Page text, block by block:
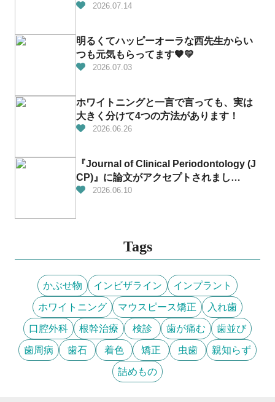
2026.07.14
明るくてハッピーオーラな西先生からい
つも元気もらってます🧡💛
2026.07.03
ホワイトニングと一言で言っても、実は
大きく分けて4つの方法があります！
2026.06.26
『Journal of Clinical Periodontology (J
CP)』に論文がアクセプトされまし
た！！！👏✨
2026.06.10
Tags
かぶせ物 インビザライン インプラント
ホワイトニング マウスピース矯正 入れ歯
口腔外科 根幹治療 検診 歯が痛む 歯並び
歯周病 歯石 着色 矯正 虫歯 親知らず
詰めもの